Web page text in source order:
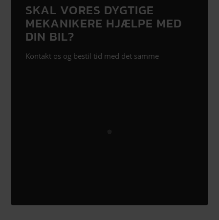
SKAL VORES DYGTIGE
MEKANIKERE HJÆLPE MED
DIN BIL?
Kontakt os og bestil tid med det samme